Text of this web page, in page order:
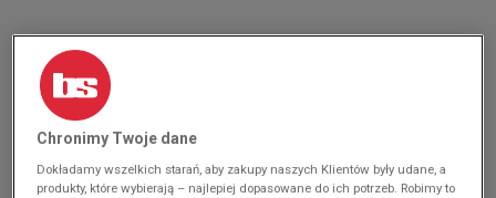
Chronimy Twoje dane
Dokładamy wszelkich starań, aby zakupy naszych Klientów były udane, a
produkty, które wybierają – najlepiej dopasowane do ich potrzeb. Robimy to